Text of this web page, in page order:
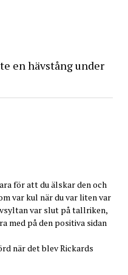
en hävstång under
för att du älskar den och
var kul när du var liten var
var slut på tallriken,
med på den positiva sidan
när det blev Rickards